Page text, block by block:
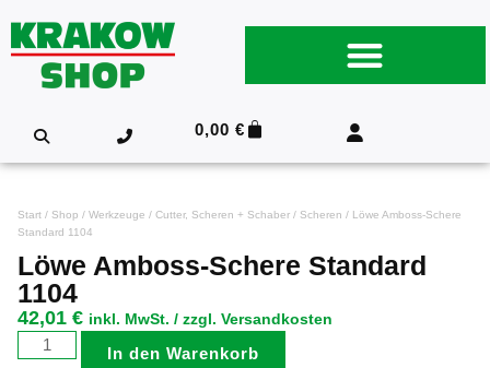
0,00€
Start / Shop / Werkzeuge / Cutter, Scheren + Schaber / Scheren / Löwe Amboss-Schere
Standard 1104
Löwe Amboss-Schere Standard
1104
42,01 € inkl. MwSt. / zzgl. Versandkosten
In den Warenkorb